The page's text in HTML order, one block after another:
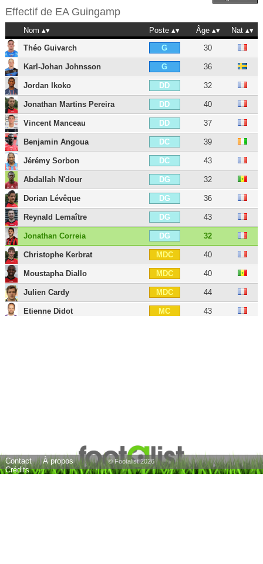
Effectif de EA Guingamp
Nom Poste Âge
Nat
Théo Guivarch
G 30
Karl-Johan Johnsson G 36
Jordan Ikoko DD 32
Jonathan Martins Pereira DD 40
Vincent Manceau DD 37
Benjamin Angoua DC 39
Jérémy Sorbon DC 43
Abdallah N'dour DG 32
Dorian Lévêque DG 36
Reynald Lemaître DG 43
Jonathan Correia DG 32
Christophe Kerbrat MDC 40
Moustapha Diallo MDC 40
Julien Cardy MDC 44
Etienne Didot MC 43
Maxime Barthelmé AIG 37
Contact
À propos
Crédits
© Footalist 2026